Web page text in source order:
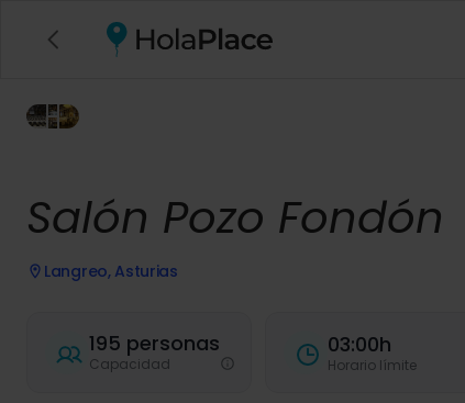
Salón Pozo Fondón
Langreo, Asturias
195 personas
Capacidad
03:00h
Horario límite